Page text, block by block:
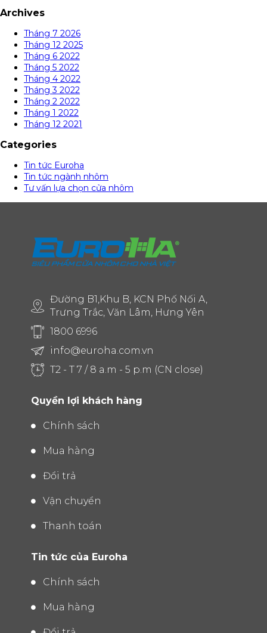
Archives
Tháng 7 2026
Tháng 12 2025
Tháng 6 2022
Tháng 5 2022
Tháng 4 2022
Tháng 3 2022
Tháng 2 2022
Tháng 1 2022
Tháng 12 2021
Categories
Tin tức Euroha
Tin tức ngành nhôm
Tư vấn lựa chọn cửa nhôm
Đường B1,Khu B, KCN Phố Nối A,
Trưng Trắc, Văn Lâm, Hưng Yên
1800 6996
info@euroha.com.vn
T2 - T 7 / 8 a.m - 5 p.m (CN close)
Quyền lợi khách hàng
Chính sách
Mua hàng
Đổi trả
Vận chuyển
Thanh toán
Tin tức của Euroha
Chính sách
Mua hàng